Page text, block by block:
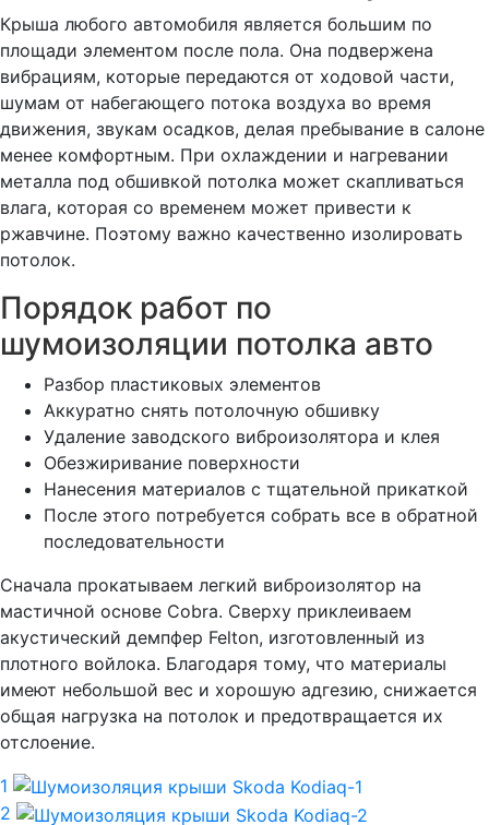
Крыша любого автомобиля является большим по
площади элементом после пола. Она подвержена
вибрациям, которые передаются от ходовой части,
шумам от набегающего потока воздуха во время
движения, звукам осадков, делая пребывание в салоне
менее комфортным. При охлаждении и нагревании
металла под обшивкой потолка может скапливаться
влага, которая со временем может привести к
ржавчине. Поэтому важно качественно изолировать
потолок.
Порядок работ по
шумоизоляции потолка авто
Разбор пластиковых элементов
Аккуратно снять потолочную обшивку
Удаление заводского виброизолятора и клея
Обезжиривание поверхности
Нанесения материалов с тщательной прикаткой
После этого потребуется собрать все в обратной
последовательности
Сначала прокатываем легкий виброизолятор на
мастичной основе Cobra. Сверху приклеиваем
акустический демпфер Felton, изготовленный из
плотного войлока. Благодаря тому, что материалы
имеют небольшой вес и хорошую адгезию, снижается
общая нагрузка на потолок и предотвращается их
отслоение.
1
2